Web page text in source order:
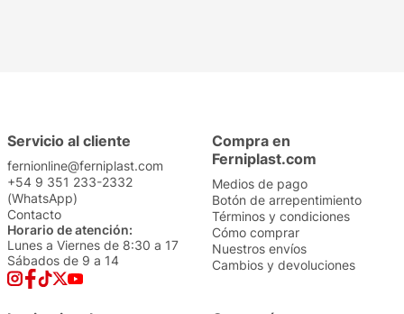
Servicio al cliente
fernionline@ferniplast.com